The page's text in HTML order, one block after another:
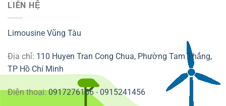
LIÊN HỆ
Limousine Vũng Tàu
Địa chỉ: 110 Huyen Tran Cong Chua, Phường Tam Thắng,
TP Hồ Chí Minh
Điện thoại:0917276166 - 0915241456